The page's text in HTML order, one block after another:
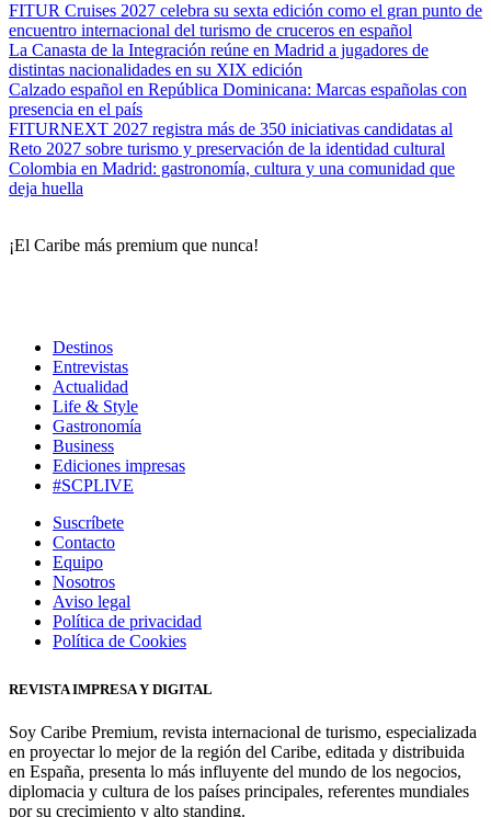
FITUR Cruises 2027 celebra su sexta edición como el gran punto de
encuentro internacional del turismo de cruceros en español
La Canasta de la Integración reúne en Madrid a jugadores de
distintas nacionalidades en su XIX edición
Calzado español en República Dominicana: Marcas españolas con
presencia en el país
FITURNEXT 2027 registra más de 350 iniciativas candidatas al
Reto 2027 sobre turismo y preservación de la identidad cultural
Colombia en Madrid: gastronomía, cultura y una comunidad que
deja huella
¡El Caribe más premium que nunca!
Destinos
Entrevistas
Actualidad
Life & Style
Gastronomía
Business
Ediciones impresas
#SCPLIVE
Suscríbete
Contacto
Equipo
Nosotros
Aviso legal
Política de privacidad
Política de Cookies
REVISTA IMPRESA Y DIGITAL
Soy Caribe Premium, revista internacional de turismo, especializada
en proyectar lo mejor de la región del Caribe, editada y distribuida
en España, presenta lo más influyente del mundo de los negocios,
diplomacia y cultura de los países principales, referentes mundiales
por su crecimiento y alto standing.